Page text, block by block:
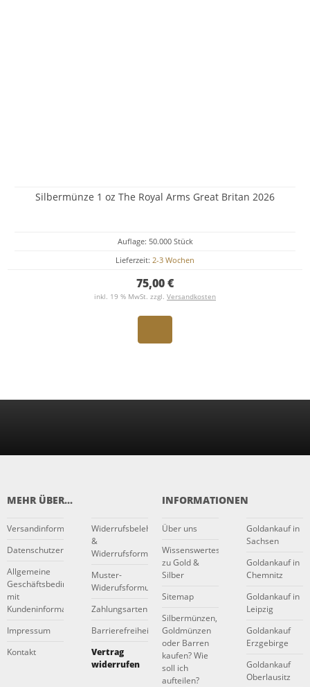
Silbermünze 1 oz The Royal Arms Great Britan 2026
Auflage: 50.000 Stück
Lieferzeit: 2-3 Wochen
75,00 €
inkl. 19 % MwSt. zzgl. Versandkosten
MEHR ÜBER...
Versandinformationen
Datenschutzerklärung
Allgemeine
Geschäftsbedingungen
mit
Kundeninformationen
Impressum
Kontakt
Widerrufsbelehrung
&
Widerrufsformular
Muster-
Widerufsformular
Zahlungsarten
Barrierefreiheitserklärung
Vertrag
widerrufen
INFORMATIONEN
Über uns
Wissenswertes
zu Gold &
Silber
Sitemap
Silbermünzen,
Goldmünzen
oder Barren
kaufen? Wie
soll ich
aufteilen?
Goldankauf in
Sachsen
Goldankauf in
Chemnitz
Goldankauf in
Leipzig
Goldankauf
Erzgebirge
Goldankauf
Oberlausitz